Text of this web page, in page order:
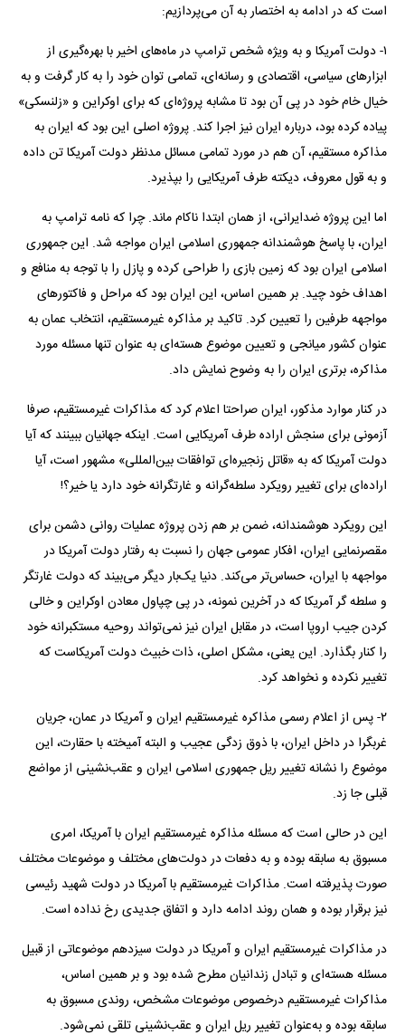
است که در ادامه به اختصار به آن می‌پردازیم:
۱- دولت آمریکا و به ویژه شخص ترامپ در ماه‌های اخیر با بهره‌گیری از
ابزار‌های سیاسی، اقتصادی و رسانه‌ای، تمامی توان خود را به کار گرفت و به
خیال خام خود در پی آن بود تا مشابه پروژه‌ای که برای اوکراین و «زلنسکی»
پیاده کرده بود، درباره ایران نیز اجرا کند. پروژه اصلی این بود که ایران به
مذاکره مستقیم، آن هم در مورد تمامی مسائل مدنظر دولت آمریکا تن داده
و به قول معروف، دیکته طرف آمریکایی را بپذیرد.
اما این پروژه ضدایرانی، از همان ابتدا ناکام ماند. چرا که نامه ترامپ به
ایران، با پاسخ هوشمندانه جمهوری اسلامی ایران مواجه شد. این جمهوری
اسلامی ایران بود که زمین بازی را طراحی کرده و پازل را با توجه به منافع و
اهداف خود چید. بر همین اساس، این ایران بود که مراحل و فاکتور‌های
مواجهه طرفین را تعیین کرد. تاکید بر مذاکره غیرمستقیم، انتخاب عمان به
عنوان کشور میانجی و تعیین موضوع هسته‌ای به عنوان تنها مسئله مورد
مذاکره، برتری ایران را به وضوح نمایش داد.
در کنار موارد مذکور، ایران صراحتا اعلام کرد که مذاکرات غیرمستقیم، صرفا
آزمونی برای سنجش اراده طرف آمریکایی است. اینکه جهانیان ببینند که آیا
دولت آمریکا که به «قاتل زنجیره‌ای توافقات بین‌المللی» مشهور است، آیا
اراده‌ای برای تغییر رویکرد سلطه‌گرانه و غارتگرانه خود دارد یا خیر؟!
این رویکرد هوشمندانه، ضمن بر هم زدن پروژه عملیات روانی دشمن برای
مقصرنمایی ایران، افکار عمومی جهان را نسبت به رفتار دولت آمریکا در
مواجهه با ایران، حساس‌تر می‌کند. دنیا یک‌بار دیگر می‌بیند که دولت غارتگر
و سلطه گر آمریکا که در آخرین نمونه، در پی چپاول معادن اوکراین و خالی
کردن جیب اروپا است، در مقابل ایران نیز نمی‌تواند روحیه مستکبرانه خود
را کنار بگذارد. این یعنی، مشکل اصلی، ذات خبیث دولت آمریکاست که
تغییر نکرده و نخواهد کرد.
۲- پس از اعلام رسمی مذاکره غیرمستقیم ایران و آمریکا در عمان، جریان
غربگرا در داخل ایران، با ذوق زدگی عجیب و البته آمیخته با حقارت، این
موضوع را نشانه تغییر ریل جمهوری اسلامی ایران و عقب‌نشینی از مواضع
قبلی جا زد.
این در حالی است که مسئله مذاکره غیرمستقیم ایران با آمریکا، امری
مسبوق به سابقه بوده و به دفعات در دولت‌های مختلف و موضوعات مختلف
صورت پذیرفته است. مذاکرات غیرمستقیم با آمریکا در دولت شهید رئیسی
نیز برقرار بوده و همان روند ادامه دارد و اتفاق جدیدی رخ نداده است.
در مذاکرات غیرمستقیم ایران و آمریکا در دولت سیزدهم موضوعاتی از قبیل
مسئله هسته‌ای و تبادل زندانیان مطرح شده بود و بر همین اساس،
مذاکرات غیرمستقیم درخصوص موضوعات مشخص، روندی مسبوق به
سابقه بوده و به‌عنوان تغییر ریل ایران و عقب‌نشینی تلقی نمی‌شود.